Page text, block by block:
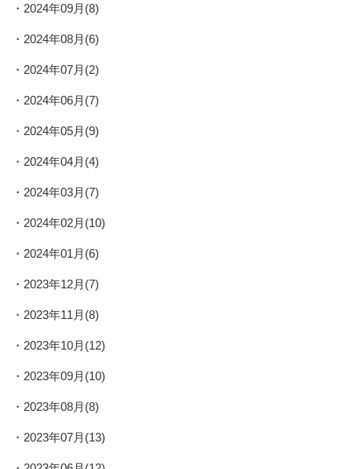
2024年09月(8)
2024年08月(6)
2024年07月(2)
2024年06月(7)
2024年05月(9)
2024年04月(4)
2024年03月(7)
2024年02月(10)
2024年01月(6)
2023年12月(7)
2023年11月(8)
2023年10月(12)
2023年09月(10)
2023年08月(8)
2023年07月(13)